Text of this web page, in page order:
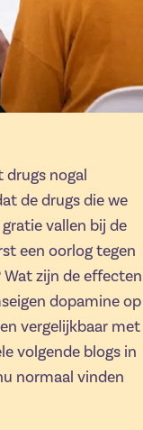
nogal
de drugs die we
vallen bij de
een oorlog tegen
zijn de effecten
dopamine op
vergelijkbaar met
volgende blogs in
normaal vinden